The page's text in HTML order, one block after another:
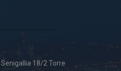
18/2 Torre